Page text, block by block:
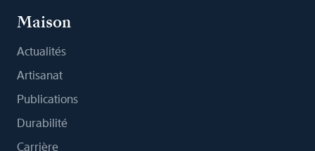
Maison
Actualités
Artisanat
Publications
Durabilité
Carrière